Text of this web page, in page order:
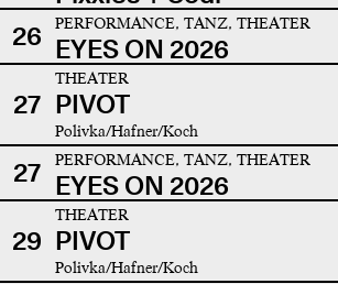
26
PERFORMANCE, TANZ, THEATER
EYES ON 2026
27
THEATER
PIVOT
Polivka/Hafner/Koch
27 PERFORMANCE, TANZ, THEATER
EYES ON 2026
29
THEATER
PIVOT
Polivka/Hafner/Koch